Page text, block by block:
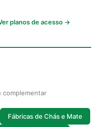
planos de acesso →
complementar
Fábricas de Chás e Mate